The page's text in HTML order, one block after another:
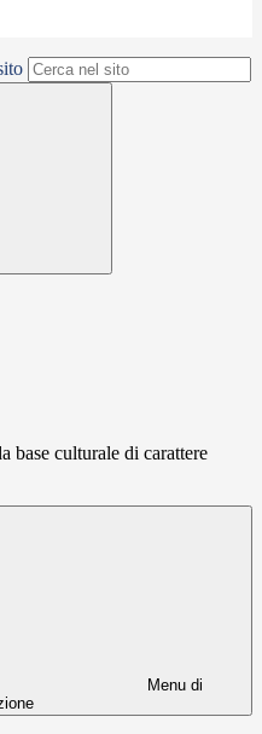
base culturale di carattere
Menu di